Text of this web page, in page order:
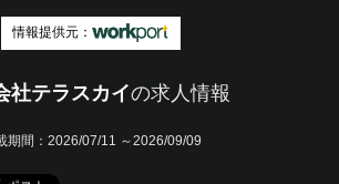
情報提供元：
社テラスカイの求人情報
期間： 2026/07/11 ～2026/09/09